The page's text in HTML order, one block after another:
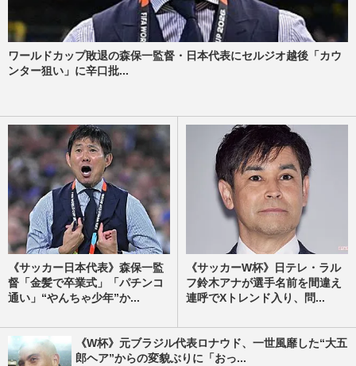
ワールドカップ敗退の森保一監督・日本代表にセルジオ越後「カウ
ンター狙い」に辛口批...
《サッカー日本代表》森保一監
督「金髪で卒業式」「パチンコ
通い」“やんちゃ少年”か...
《サッカーW杯》日テレ・ラル
フ鈴木アナが選手名前を間違え
連呼でXトレンド入り、問...
《W杯》元ブラジル代表ロナウド、一世風靡した“大五
郎ヘア”からの変貌ぶりに「おっ...